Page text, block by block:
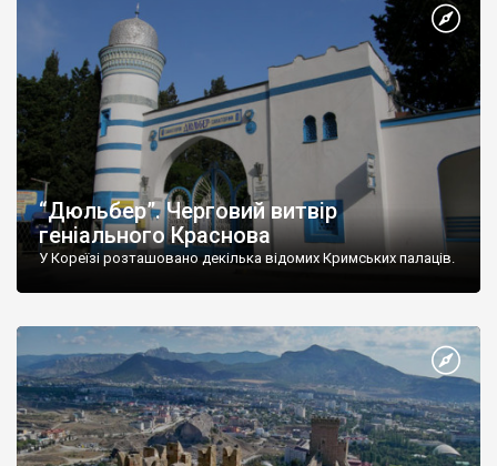
“Дюльбер”. Черговий витвір
геніального Краснова
У Кореїзі розташовано декілька відомих Кримських палаців.